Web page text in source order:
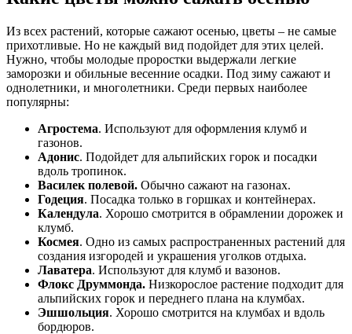
Из всех растений, которые сажают осенью, цветы – не самые
прихотливые. Но не каждый вид подойдет для этих целей.
Нужно, чтобы молодые проростки выдержали легкие
заморозки и обильные весенние осадки. Под зиму сажают и
однолетники, и многолетники. Среди первых наиболее
популярны:
Агростема. Используют для оформления клумб и
газонов.
Адонис. Подойдет для альпийских горок и посадки
вдоль тропинок.
Василек полевой. Обычно сажают на газонах.
Годеция. Посадка только в горшках и контейнерах.
Календула. Хорошо смотрится в обрамлении дорожек и
клумб.
Космея. Одно из самых распространенных растений для
создания изгородей и украшения уголков отдыха.
Лаватера. Используют для клумб и вазонов.
Флокс Друммонда. Низкорослое растение подходит для
альпийских горок и переднего плана на клумбах.
Эшшольция. Хорошо смотрится на клумбах и вдоль
бордюров.